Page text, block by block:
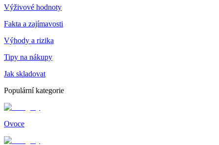
Výživové hodnoty
Fakta a zajímavosti
Výhody a rizika
Tipy na nákupy
Jak skladovat
Populární kategorie
Ovoce